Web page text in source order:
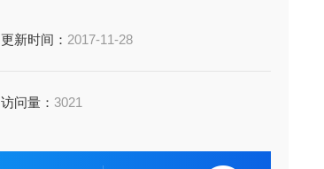
更新时间： 2017-11-28
访问量： 3021